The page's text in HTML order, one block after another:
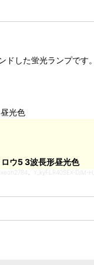
した蛍光ランプです。
光色
ウ5 3波長形昼光色
、Y_kyFLR40SEX-D/M-